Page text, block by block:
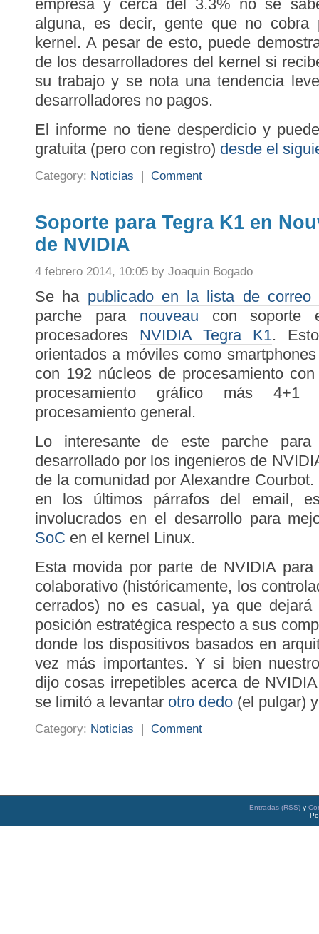
empresa y cerca del 3.3% no se
alguna, es decir, gente que no cobra
kernel. A pesar de esto, puede
de los desarrolladores del kernel si
su trabajo y se nota una tendencia
desarrolladores no pagos.
El informe no tiene desperdicio y
gratuita (pero con registro) desde el
Category: Noticias | Comment
Soporte para Tegra K1 en
de NVIDIA
4 febrero 2014, 10:05 by Joaquin Bogado
Se ha publicado en la lista de correo
parche para nouveau con soporte
procesadores NVIDIA Tegra K1.
orientados a móviles como
con 192 núcleos de procesamiento
procesamiento gráfico más
procesamiento general.
Lo interesante de este parche
desarrollado por los ingenieros de
de la comunidad por Alexandre
en los últimos párrafos del email,
involucrados en el desarrollo para
SoC en el kernel Linux.
Esta movida por parte de NVIDIA
colaborativo (históricamente, los
cerrados) no es casual, ya que
posición estratégica respecto a sus
donde los dispositivos basados en
vez más importantes. Y si bien
dijo cosas irrepetibles acerca de
se limitó a levantar otro dedo (el pulgar)
Category: Noticias | Comment
Entradas (RSS)y